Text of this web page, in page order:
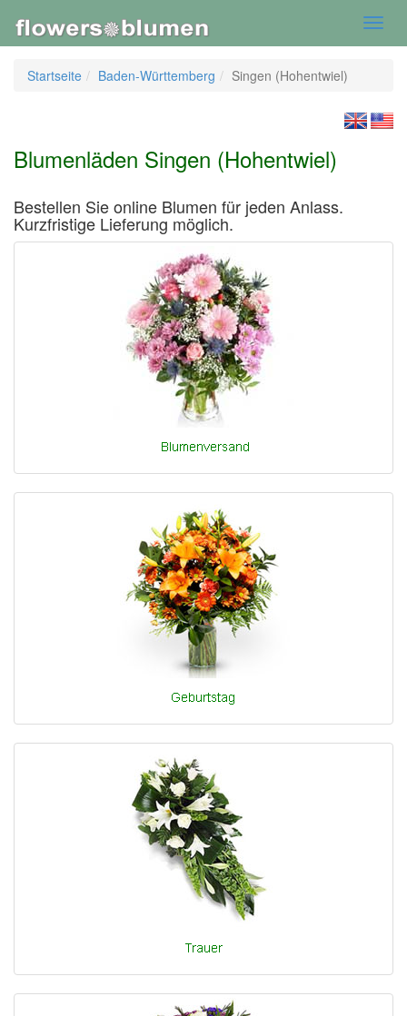
Startseite
Baden-Württemberg Singen (Hohentwiel)
Blumenläden Singen (Hohentwiel)
Bestellen Sie online Blumen für jeden Anlass.
Kurzfristige Lieferung möglich.